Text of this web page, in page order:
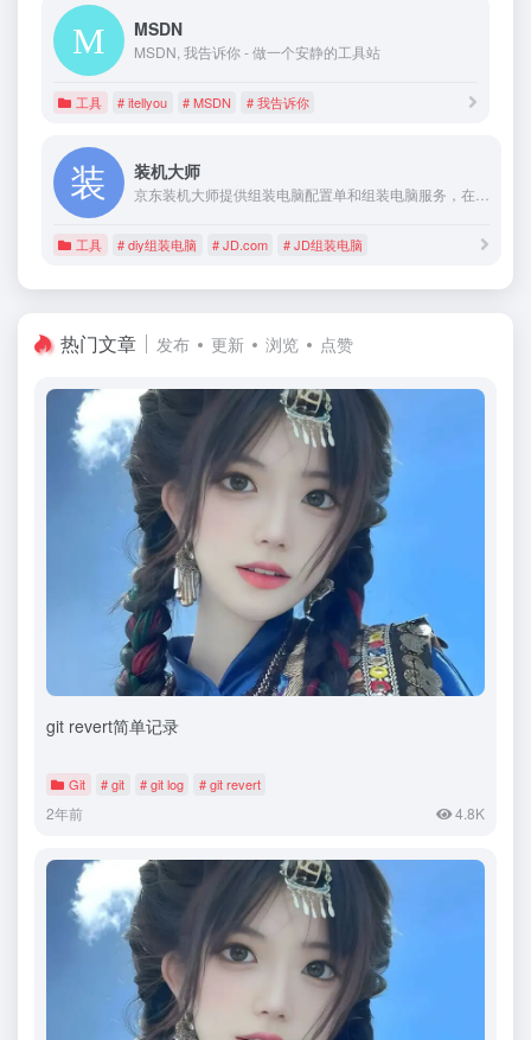
MSDN
MSDN, 我告诉你 - 做一个安静的工具站
工具 # itellyou # MSDN # 我告诉你
装机大师
京东装机大师提供组装电脑配置单和组装电脑服务，在线自助装机，满足游戏娱乐办公需求，装机宝典拥有大量配置方案，为小白用户提供高性价比配置单，硬件自动兼容，买的越多越便宜，京东自营正品行货，物流售后有保障，提供DIY组装一站式服务。
工具 # diy组装电脑 # JD.com # JD组装电脑
热门文章 发布 更新 浏览 点赞
git revert简单记录
Git # git # git log # git revert
2年前 4.8K